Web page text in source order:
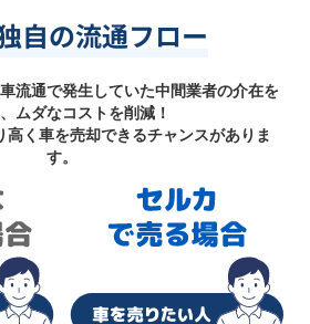
自の流通フロー
流通で発生していた中間業者の介在を
ムダなコストを削減！
高く車を売却できるチャンスがありま
す。